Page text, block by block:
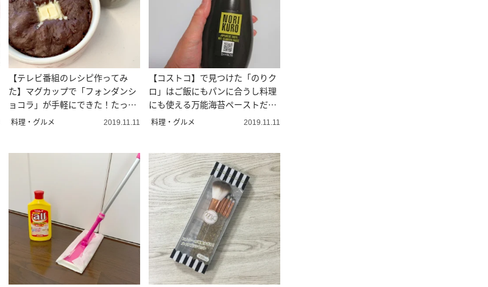
【テレビ番組のレシピ作ってみ
た】マグカップで「フォンダンシ
ョコラ」が手軽にできた！たった
3分で
料理・グルメ 2019.11.11
【コストコ】で見つけた「のりク
ロ」はご飯にもパンに合うし料理
にも使える万能海苔ペーストだっ
た！
料理・グルメ 2019.11.11